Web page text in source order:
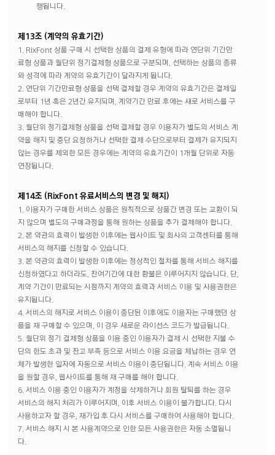
행됩니다.
제13조 (계약의 유효기간)
1. RixFont 상품 구매 시 선택한 상품의 결제 유형에 따라 연단위 기간만
료형 상품과 월단위 정기결제형 상품으로 구분되며, 선택하는 상품의 종류
와 성격에 따라 계약의 유효기간이 달라지게 됩니다.
2. 연단위 기간만료형 상품을 선택 결제할 경우 계약의 유효기간은 결제일
로부터 1년 혹은 2년간 유지되며, 계약기간 만료 후에는 새로 서비스를 구
매해야 합니다.
3. 월단위 정기결제형 상품을 선택 결제할 경우 이용자가 별도의 서비스 계
약을 해지 및 중단 요청하거나 선택한 결제 수단으로부터 결제가 유지되지
않는 경우를 제외한 모든 경우에는 계약의 유효기간이 1개월 단위로 자동
연장됩니다.
제14조 (RixFont 유료서비스의 변경 및 해지)
1. 이용자가 구매한 서비스 상품은 원칙적으로 상품간 변경 또는 교환이 되
지 않으며 별도의 구매과정을 통해 원하는 상품을 추가 결제해야 합니다.
2. 본 약관의 효력이 발생한 이후에는 웹사이트 및 회사의 고객센터를 통해
서비스의 해지를 신청할 수 있습니다.
3. 본 약관의 효력이 발생한 이후에는 정상적인 절차를 통해 서비스 해지를
신청하였다고 하더라도, 잔여기간에 대한 환불은 이루어지지 않습니다. 단,
계약 기간이 만료되는 시점까지 계약의 효력과 서비스 이용 및 사용권한은
유지됩니다.
4. 서비스의 해지로 서비스 이용이 중단된 이후에도 이용자는 구매했던 상
품을 재 구매할 수 있으며, 이 경우 새로운 라이선스 코드가 발급됩니다.
5. 월단위 정기 결제형 상품을 이용 중인 이용자가 결제 시 선택한 지불 수
단의 한도 초과 및 잔고 부족 등으로 서비스 이용 요금을 체납하는 경우 연
체가 발생한 일자에 자동으로 서비스 이용이 중단됩니다. 계속 서비스 이용
을 원할 경우, 웹사이트를 통해 재 구매를 해야 합니다.
6. 서비스 이용 중인 이용자가 계정을 삭제하거나 회원 탈퇴를 하는 경우
서비스의 해지 처리가 이루어지며, 이후 서비스 이용이 불가합니다. 다시
사용하고자 할 경우, 재가입 후 다시 서비스를 구매하여 사용해야 합니다.
7. 서비스 해지 시 본 사용계약으로 인한 모든 사용권한은 자동 소멸됩니
다.